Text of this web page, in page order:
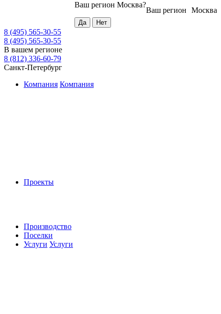
Москва
Ваш регион
Ваш регион Москва?
8 (495) 565-30-55
8 (495) 565-30-55
В вашем регионе
8 (812) 336-60-79
Санкт-Петербург
Компания Компания
Проекты
Производство
Поселки
Услуги Услуги